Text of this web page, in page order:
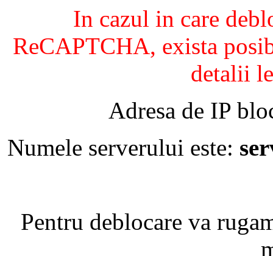
In cazul in care
ReCAPTCHA, exista
detalii
Adresa de IP
Numele serverului este:
Pentru deblocare va